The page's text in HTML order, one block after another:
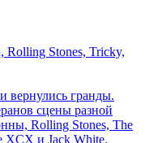
Stones, Tricky,
гранды.
сцены разной
Rolling Stones, The
XCX и Jack White.